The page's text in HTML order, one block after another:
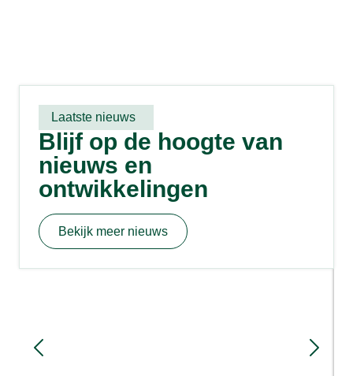
Laatste nieuws
Blijf op de hoogte van
nieuws en
ontwikkelingen
Bekijk meer nieuws